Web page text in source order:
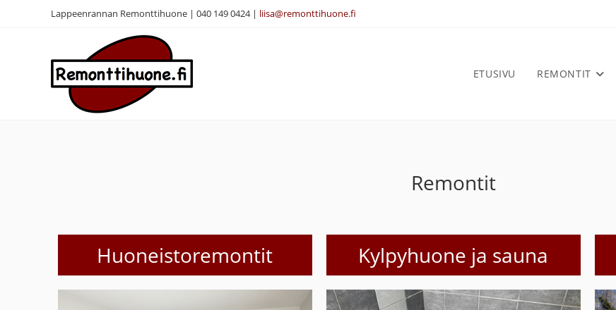
Lappeenrannan Remonttihuone | 040 149 0424 | liisa@remonttihuone.fi
ETUSIVU REMONTIT
Remontit
Huoneistoremontit Kylpyhuone ja sauna